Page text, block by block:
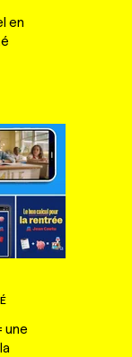
en
une